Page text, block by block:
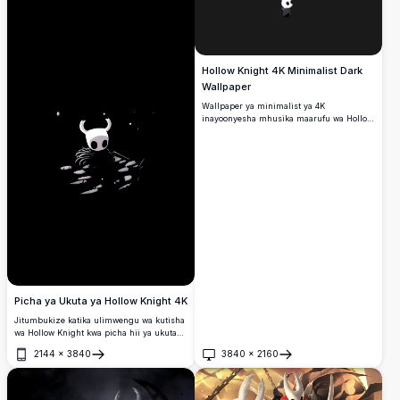
Picha ya Ukuta ya Hollow Knight 4K
Jitumbukize katika ulimwengu wa kutisha
wa Hollow Knight kwa picha hii ya ukuta
ya 4K yenye azimio la juu.
Inayomtambulisha mhusika maarufu
katika mazingira ya giza na yenye anga,
picha hii ya ukuta inakamata uzuri mzuri
na siri ya mchezo. Inafaa kwa mashabiki
2144 × 3840
Fungua
Hollow Knight 4K Minimalist Dark
Wallpaper
Wallpaper ya minimalist ya 4K
inayoonyesha mhusika maarufu wa Hollow
3840 × 2160
Fungua